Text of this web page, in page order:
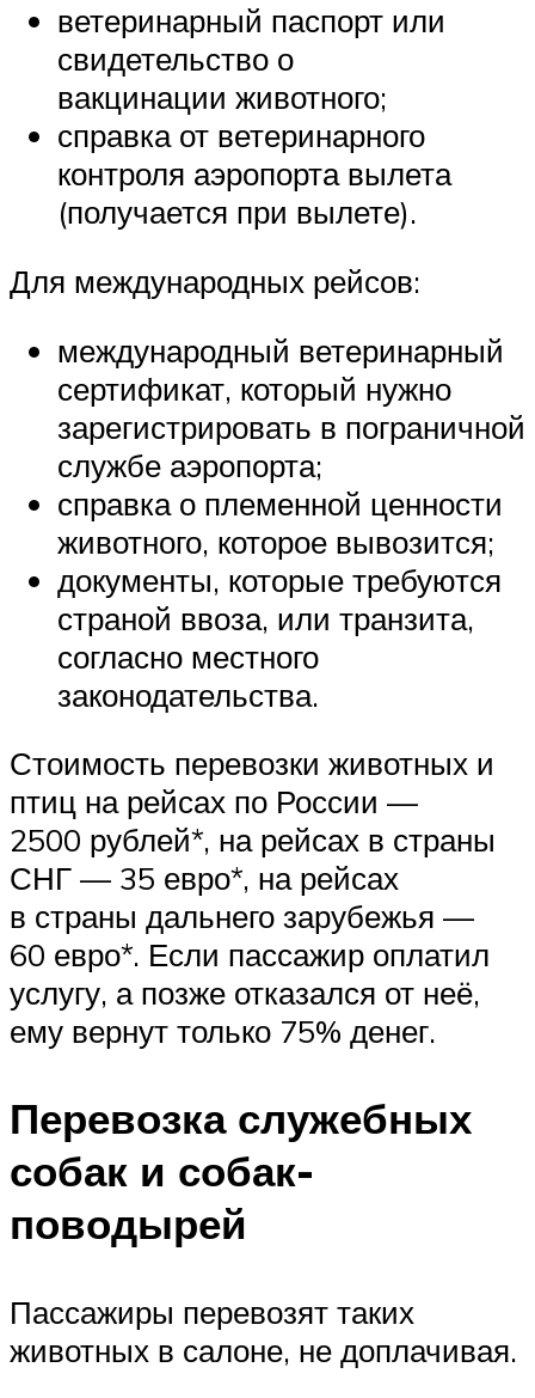
ветеринарный паспорт или
свидетельство о
вакцинации животного;
справка от ветеринарного
контроля аэропорта вылета
(получается при вылете).
Для международных рейсов:
международный ветеринарный
сертификат, который нужно
зарегистрировать в пограничной
службе аэропорта;
справка о племенной ценности
животного, которое вывозится;
документы, которые требуются
страной ввоза, или транзита,
согласно местного
законодательства.
Стоимость перевозки животных и
птиц на рейсах по России —
2500 рублей*, на рейсах в страны
СНГ — 35 евро*, на рейсах
в страны дальнего зарубежья —
60 евро*. Если пассажир оплатил
услугу, а позже отказался от неё,
ему вернут только 75% денег.
Перевозка служебных
собак и собак-
поводырей
Пассажиры перевозят таких
животных в салоне, не доплачивая.